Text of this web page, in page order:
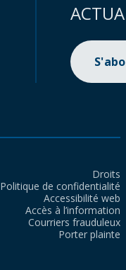
Droits
Politique de confidentialité
Accessibilité web
Accès à l’information
Courriers frauduleux
Porter plainte